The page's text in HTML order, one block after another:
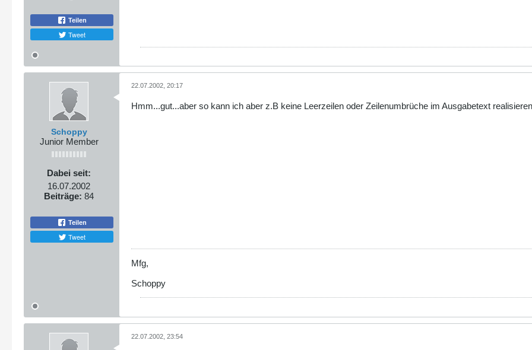
Teilen
Tweet
Schoppy
Junior Member
Dabei seit:
16.07.2002
Beiträge: 84
Teilen
Tweet
22.07.2002, 20:17
Hmm...gut...aber so kann ich aber z.B keine Leerzeilen oder Zeilenumbrüche im Ausgabetext
Mfg,
Schoppy
22.07.2002, 23:54